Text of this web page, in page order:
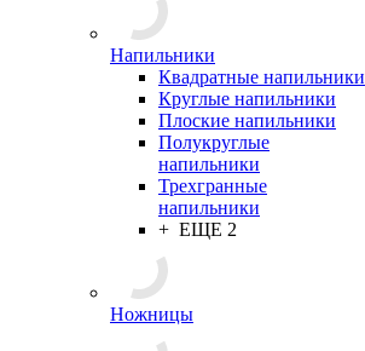
Напильники
Квадратные напильники
Круглые напильники
Плоские напильники
Полукруглые
напильники
Трехгранные
напильники
+ ЕЩЕ 2
Ножницы